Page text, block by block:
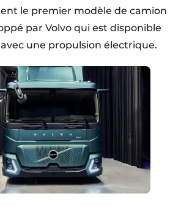
le premier modèle de camion
par Volvo qui est disponible
une propulsion électrique.